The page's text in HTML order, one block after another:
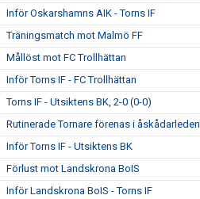
Inför Oskarshamns AIK - Torns IF
Träningsmatch mot Malmö FF
Mållöst mot FC Trollhättan
Inför Torns IF - FC Trollhättan
Torns IF - Utsiktens BK, 2-0 (0-0)
Rutinerade Tornare förenas i åskådarleden
Inför Torns IF - Utsiktens BK
Förlust mot Landskrona BoIS
Inför Landskrona BoIS - Torns IF